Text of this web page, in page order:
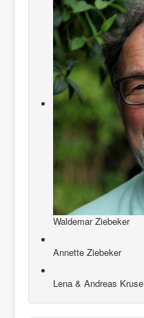
Waldemar Ziebeker
Annette Ziebeker
Lena & Andreas Kruse